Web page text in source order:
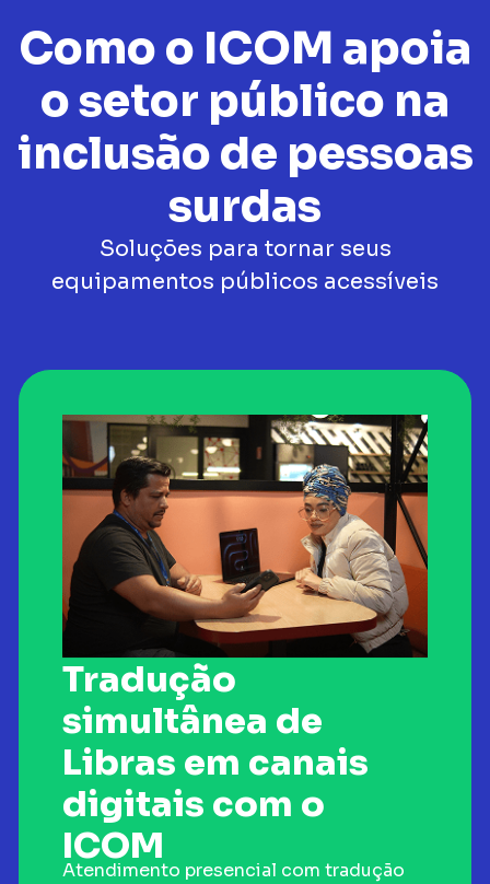
Como o ICOM apoia
o setor público na
inclusão de pessoas
surdas
Soluções para tornar seus
equipamentos públicos acessíveis
Tradução
simultânea de
Libras em canais
digitais com o
ICOM
Atendimento presencial com tradução